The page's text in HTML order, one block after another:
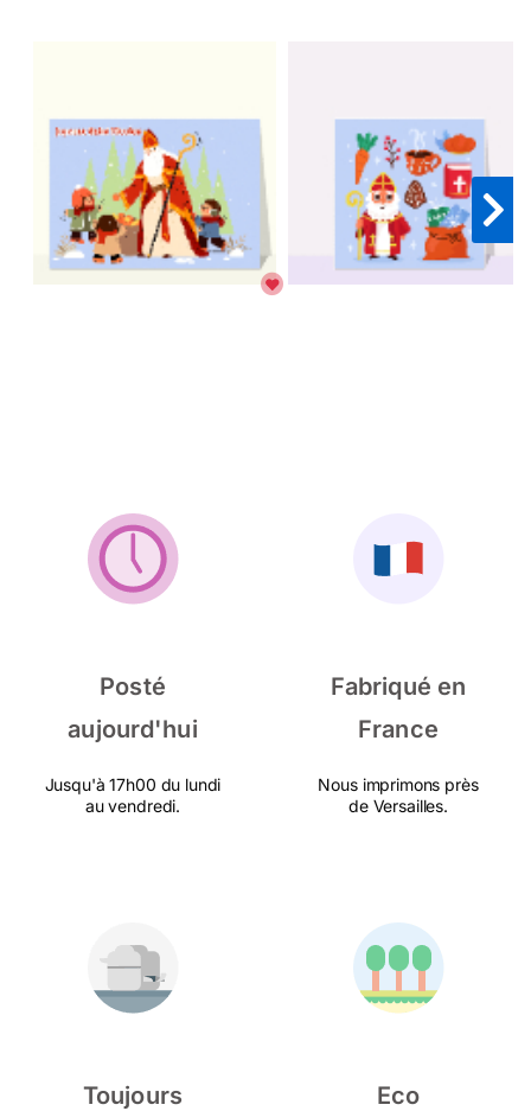
Posté
aujourd'hui
Jusqu'à 17h00 du lundi
au vendredi.
Fabriqué en
France
Nous imprimons près
de Versailles.
Toujours
Eco